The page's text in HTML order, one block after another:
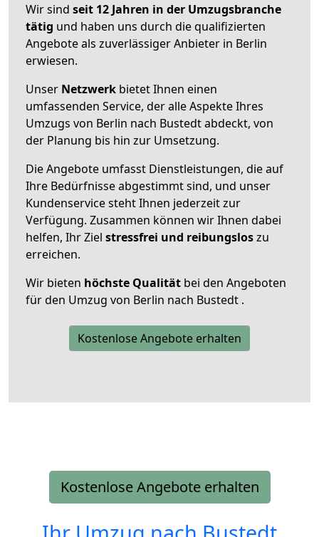
Wir sind seit 12 Jahren in der Umzugsbranche
tätig und haben uns durch die qualifizierten
Angebote als zuverlässiger Anbieter in Berlin
erwiesen.
Unser Netzwerk bietet Ihnen einen
umfassenden Service, der alle Aspekte Ihres
Umzugs von Berlin nach Bustedt abdeckt, von
der Planung bis hin zur Umsetzung.
Die Angebote umfasst Dienstleistungen, die auf
Ihre Bedürfnisse abgestimmt sind, und unser
Kundenservice steht Ihnen jederzeit zur
Verfügung. Zusammen können wir Ihnen dabei
helfen, Ihr Ziel stressfrei und reibungsloszu
erreichen.
Wir bieten höchste Qualität bei den Angeboten
für den Umzug von Berlin nach Bustedt .
Kostenlose Angebote erhalten
Kostenlose Angebote erhalten